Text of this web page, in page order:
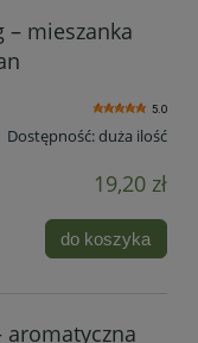
– mieszanka
5.0
Dostępność:duża ilość
19,20 zł
do koszyka
aromatyczna